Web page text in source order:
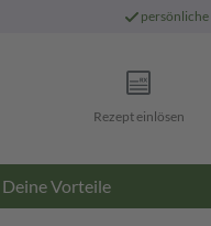
persönliche
Rezept einlösen
Deine Vorteile